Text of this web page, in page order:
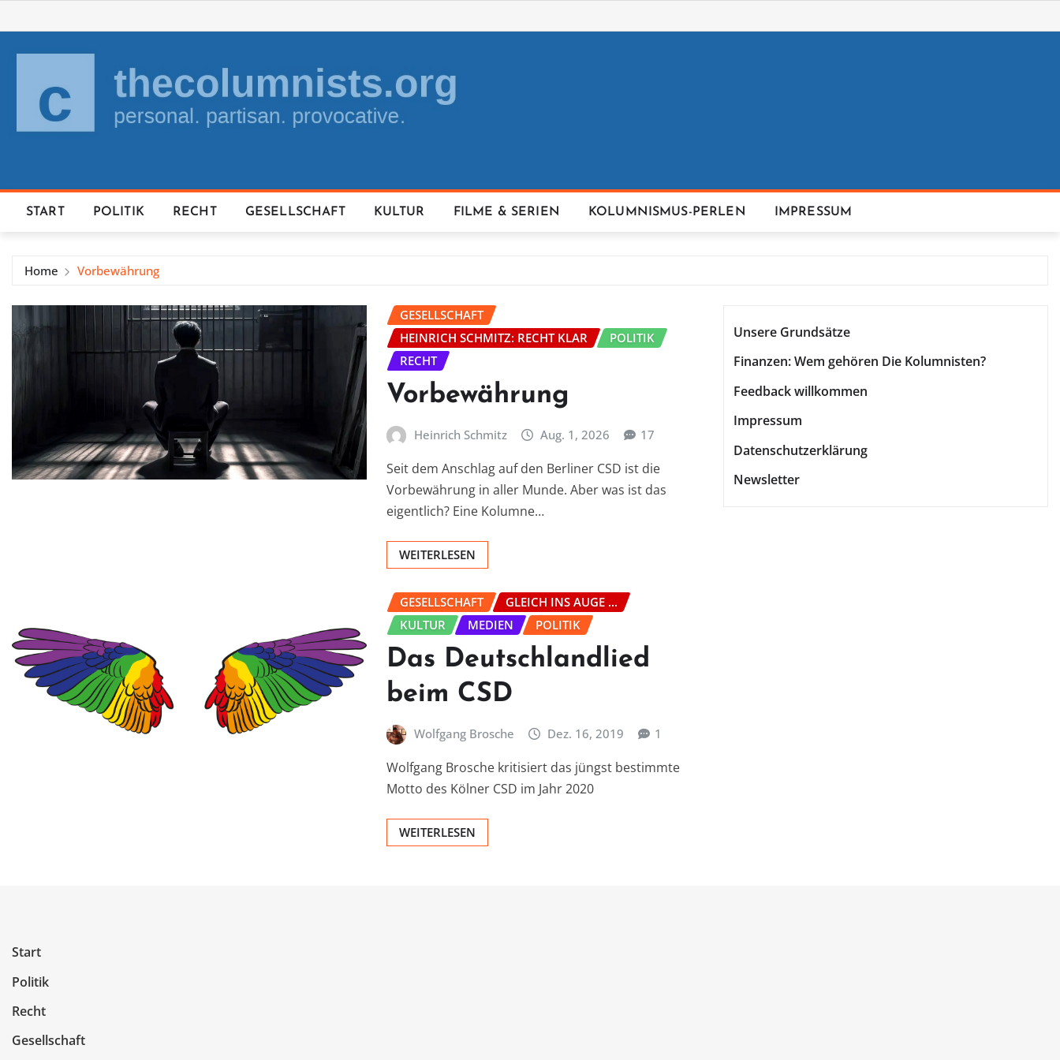
to
content
START POLITIK RECHT GESELLSCHAFT KULTUR FILME & SERIEN KOLUMNISMUS-PERLEN IMPRESSUM
Home Vorbewährung
GESELLSCHAFT
HEINRICH SCHMITZ: RECHT KLAR
POLITIK
RECHT
Vorbewährung
Heinrich Schmitz Aug. 1, 2026 17
Seit dem Anschlag auf den Berliner CSD ist die
Vorbewährung in aller Munde. Aber was ist das
eigentlich? Eine Kolumne…
WEITERLESEN
GESELLSCHAFT
GLEICH INS AUGE ...
KULTUR
MEDIEN POLITIK
Das Deutschlandlied
beim CSD
Wolfgang Brosche Dez. 16, 2019 1
Wolfgang Brosche kritisiert das jüngst bestimmte
Motto des Kölner CSD im Jahr 2020
WEITERLESEN
Unsere Grundsätze
Finanzen: Wem gehören Die Kolumnisten?
Feedback willkommen
Impressum
Datenschutzerklärung
Newsletter
Start
Politik
Recht
Gesellschaft